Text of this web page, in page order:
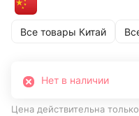
Все товары Китай
Нет в наличии
Цена действительна